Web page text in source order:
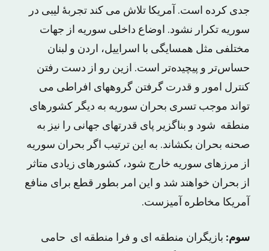
جدی کرده است. آمریکا تلاش می کند تجربۀ لیبی در
سوریه تکرار نشود. اوضاع داخلی سوریه از جهات
مختلفی مثل همسایگی با اسراییل، اردن و لبنان
حساس‌تر و پیچیده‌تر است. ازین رو از دست رفتن
کنترل امور و قدرت گرفتن گروههای افراطی می
تواند موجب تسری بحران سوریه به دیگر کشورهای
منطقه شود و بناگزیر پای قدرتهای جهانی را نیز به
صحنه بحران بکشاند. به این ترتیب اگر بحران سوریه
از مرزهای سوریه خارج شود، کشورهای زیادی متاثر
از بحران خواهند شد و این امر بطور قطع برای منافع
آمریکا مخاطره آمیزست.
سوم: بازیگران منطقه ای و فرا منطقه ای حامی